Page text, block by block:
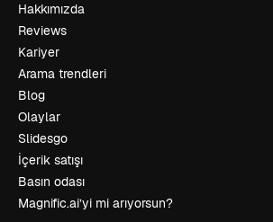
Hakkımızda
Reviews
Kariyer
Arama trendleri
Blog
Olaylar
Slidesgo
İçerik satışı
Basın odası
Magnific.ai’yi mi arıyorsun?